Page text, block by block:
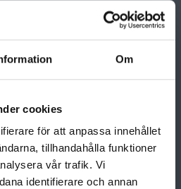
Om
cookies
för att anpassa innehållet
tillhandahålla funktioner
vår trafik. Vi
identifierare och annan
utvecklas av Visit Värmland och
kommuner.